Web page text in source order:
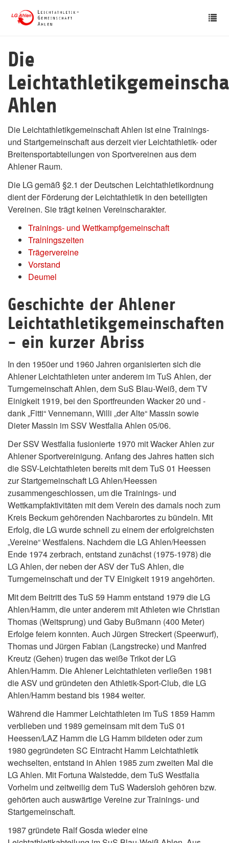
Die
Ahlen
Die Leichtathletikgemeinschaft Ahlen ist eine Trainings-
und Startgemeinschaft aus derzeit vier Leichtathletik- oder
Breitensportabteilungen von Sportvereinen aus dem
Ahlener Raum.
Die LG gemäß §2.1 der Deutschen Leichtathletikordnung
dient der Förderung der Leichtathletik in den beteiligten
Vereinen. Sie trägt keinen Vereinscharakter.
Trainings- und Wettkampfgemeinschaft
Trainingszeiten
Trägervereine
Vorstand
Deumel
Geschichte der Ahlener
Leichtathletikgemeinschaften
- ein kurzer Abriss
In den 1950er und 1960 Jahren organisierten sich die
Ahlener Leichtathleten unter anderem im TuS Ahlen, der
Turngemeinschaft Ahlen, dem SuS Blau-Weiß, dem TV
Einigkeit 1919, bei den Sportfreunden Wacker 20 und -
dank „Fitti“ Vennemann, Willi „der Alte“ Massin sowie
Dieter Massin im SSV Westfalia Ahlen 05/06.
Der SSV Westfalia fusionierte 1970 mit Wacker Ahlen zur
Ahlener Sportvereinigung. Anfang des Jahres hatten sich
die SSV-Leichtathleten bereits mit dem TuS 01 Heessen
zur Startgemeinschaft LG Ahlen/Heessen
zusammengeschlossen, um die Trainings- und
Wettkampfaktivitäten mit dem Verein des damals noch zum
Kreis Beckum gehörenden Nachbarortes zu bündeln. Mit
Erfolg, die LG wurde schnell zu einem der erfolgreichsten
„Vereine“ Westfalens. Nachdem die LG Ahlen/Heessen
Ende 1974 zerbrach, entstand zunächst (1975-1978) die
LG Ahlen, der neben der ASV der TuS Ahlen, die
Turngemeinschaft und der TV Einigkeit 1919 angehörten.
Mit dem Beitritt des TuS 59 Hamm entstand 1979 die LG
Ahlen/Hamm, die unter anderem mit Athleten wie Christian
Thomas (Weitsprung) und Gaby Bußmann (400 Meter)
Erfolge feiern konnten. Auch Jürgen Streckert (Speerwurf),
Thomas und Jürgen Fabian (Langstrecke) und Manfred
Kreutz (Gehen) trugen das weiße Trikot der LG
Ahlen/Hamm. Die Ahlener Leichtathleten verließen 1981
die ASV und gründeten den Athletik-Sport-Club, die LG
Ahlen/Hamm bestand bis 1984 weiter.
Während die Hammer Leichtathleten im TuS 1859 Hamm
verblieben und 1989 gemeinsam mit dem TuS 01
Heessen/LAZ Hamm die LG Hamm bildeten oder zum
1980 gegründeten SC Eintracht Hamm Leichtathletik
wechselten, entstand in Ahlen 1985 zum zweiten Mal die
LG Ahlen. Mit Fortuna Walstedde, dem TuS Westfalia
Vorhelm und zeitweilig dem TuS Wadersloh gehören bzw.
gehörten auch auswärtige Vereine zur Trainings- und
Startgemeinschaft.
1987 gründete Ralf Gosda wieder eine